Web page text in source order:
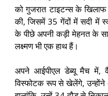
को गुजरात टाइटन्स के खिलाफ
की, जिसमें 35 गेंदों में सदी में
के पीछे अपनी कड़ी मेहनत के
लक्ष्मण भी एक हाथ हैं।
अपने आईपीएल डेब्यू मैच में,
विस्फोटक रूप से खेलेंगे, उन्होंने